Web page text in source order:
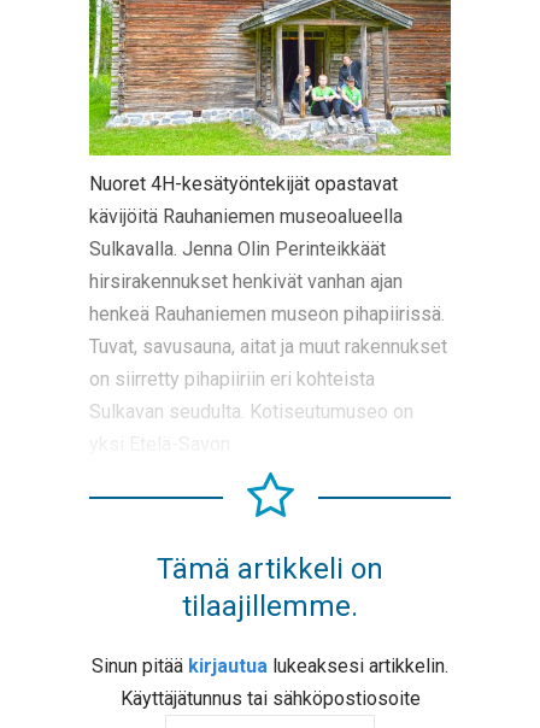
Nuoret 4H-kesätyöntekijät opastavat
kävijöitä Rauhaniemen museoalueella
Sulkavalla. Jenna Olin Perinteikkäät
hirsirakennukset henkivät vanhan ajan
henkeä Rauhaniemen museon pihapiirissä.
Tuvat, savusauna, aitat ja muut rakennukset
on siirretty pihapiiriin eri kohteista
Sulkavan seudulta. Kotiseutumuseo on
Tämä artikkeli on
tilaajillemme.
Sinun pitää kirjautua lukeaksesi artikkelin.
Käyttäjätunnus tai sähköpostiosoite